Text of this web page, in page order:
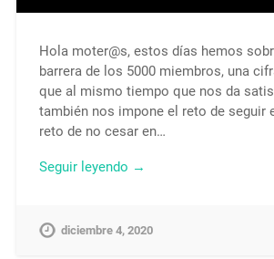
Hola moter@s, estos días hemos
barrera de los 5000 miembros, una
que al mismo tiempo que nos da
también nos impone el reto de seguir
reto de no cesar en…
Seguir leyendo →
diciembre 4, 2020